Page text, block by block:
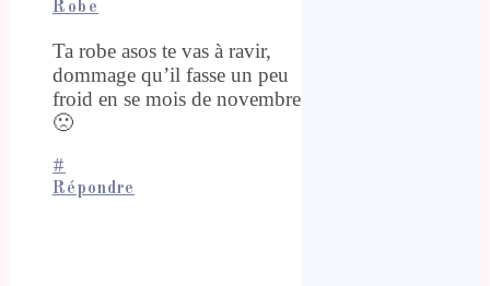
Robe
Ta robe asos te vas à ravir,
dommage qu’il fasse un peu
froid en se mois de novembre
🙁
#
Répondre